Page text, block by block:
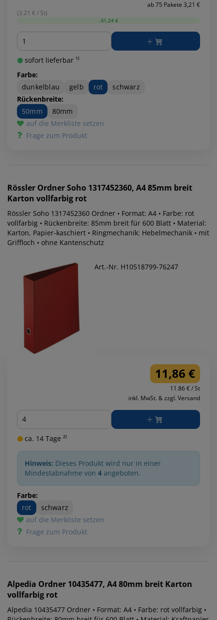
ab 75 Pakete 3,21 €
(3.21 € / St)
-31,24 €
Menge
sofort lieferbar ¹⁾
Farbe:
dunkelblau
gelb rot
schwarz
Rückenbreite:
50mm
80mm
auf die Merkliste setzen
Frage zum Produkt
Rössler Ordner Soho 1317452360, A4 85mm breit
Karton vollfarbig rot
Rössler Soho 1317452360 Ordner • Format: A4 • Farbe: rot
vollfarbig • Rückenbreite: 85mm breit für 600 Blatt • Material:
Karton, Papier-kaschiert • Ringmechanik: Hebelmechanik • mit
Griffloch • ohne Kantenschutz
Art.-Nr. H10518799-76247
11,86 €
11.86 € / St
inkl. MwSt. & zzgl. Versand
Menge
ca. 14 Tage ²⁾
Hinweis: Dieses Produkt wird nur in einer
Mindestabnahme von 4 angeboten.
Farbe:
rot
schwarz
auf die Merkliste setzen
Frage zum Produkt
Alpedia Ordner 10435477, A4 80mm breit Karton
vollfarbig rot
Alpedia 10435477 Ordner • Format: A4 • Farbe: rot vollfarbig •